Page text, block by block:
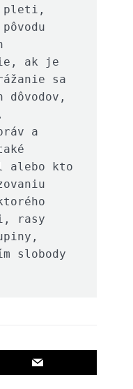
pleti,
ak je
sa
dôvodov,
a
alebo kto
rasy
slobody